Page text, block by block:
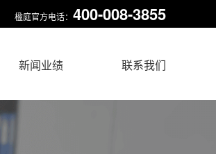
楹庭官方电话： 400-008-3855
新闻业绩 联系我们